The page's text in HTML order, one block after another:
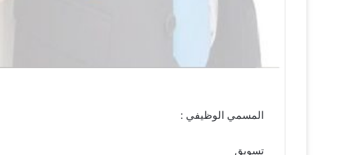
المسمي الوظيفي :
تسويق